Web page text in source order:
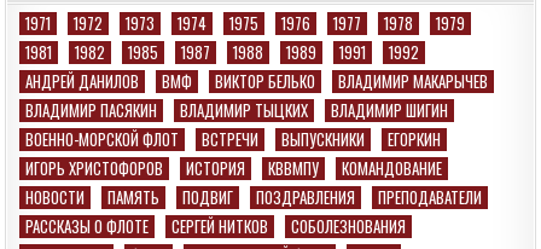
1971 1972 1973 1974 1975 1976 1977 1978
1979
1981
1982 1985 1987 1988 1989 1991
1992
АНДРЕЙ ДАНИЛОВ
ВМФ ВИКТОР БЕЛЬКО
ВЛАДИМИР МАКАРЫЧЕВ
ВЛАДИМИР ПАСЯКИН
ВЛАДИМИР ТЫЦКИХ
ВЛАДИМИР ШИГИН
ВОЕННО-МОРСКОЙ ФЛОТ
ВСТРЕЧИ ВЫПУСКНИКИ
ЕГОРКИН
ИГОРЬ ХРИСТОФОРОВ
ИСТОРИЯ КВВМПУ
КОМАНДОВАНИЕ
НОВОСТИ
ПАМЯТЬ ПОДВИГ ПОЗДРАВЛЕНИЯ
ПРЕПОДАВАТЕЛИ
РАССКАЗЫ О ФЛОТЕ
СЕРГЕЙ НИТКОВ
СОБОЛЕЗНОВАНИЯ